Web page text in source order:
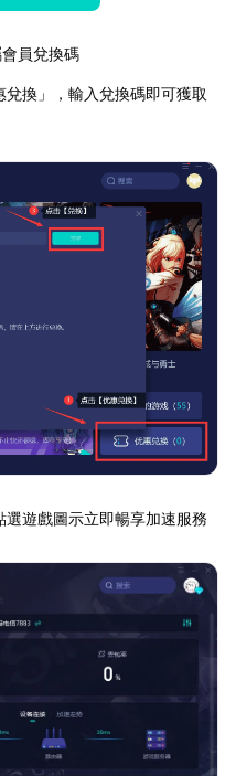
員兌換碼
換」，輸入兌換碼即可獲取
遊戲圖示立即暢享加速服務